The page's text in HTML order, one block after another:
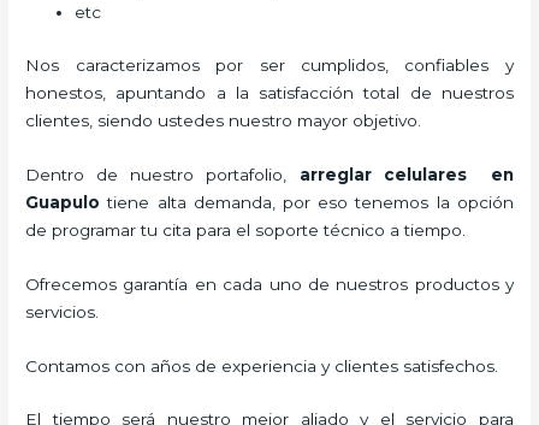
etc
Nos caracterizamos por ser cumplidos, confiables y
honestos, apuntando a la satisfacción total de nuestros
clientes, siendo ustedes nuestro mayor objetivo.
Dentro de nuestro portafolio, arreglar celulares en
Guapulo tiene alta demanda, por eso tenemos la opción
de programar tu cita para el soporte técnico a tiempo.
Ofrecemos garantía en cada uno de nuestros productos y
servicios.
Contamos con años de experiencia y clientes satisfechos.
El tiempo será nuestro mejor aliado y el servicio para